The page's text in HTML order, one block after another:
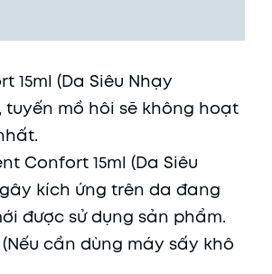
15ml (Da Siêu Nhạy
mồ hôi sẽ không hoạt
Confort 15ml (Da Siêu
kích ứng trên da đang
được sử dụng sản phẩm.
cần dùng máy sấy khô